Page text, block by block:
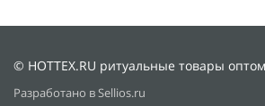
© HOTTEX.RU ритуальные товары
Разработано в Sellios.ru